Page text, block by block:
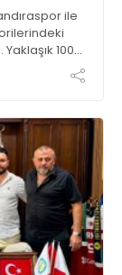
ile
100
pide ve